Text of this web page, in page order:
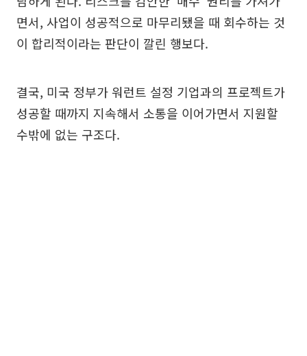
면서, 사업이 성공적으로 마무리됐을 때 회수하는 것
이 합리적이라는 판단이 깔린 행보다.
결국, 미국 정부가 워런트 설정 기업과의 프로젝트가
성공할 때까지 지속해서 소통을 이어가면서 지원할
수밖에 없는 구조다.